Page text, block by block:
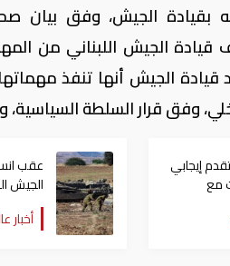
بقيادة الجيش، وفق بيان
الجيش اللبناني من
قيادة الجيش أنها تنفذ
وفق قرار السلطة السياسية،
إيجابي
مع
تضغط
عقب
الجيش
الانتشار
أخبار